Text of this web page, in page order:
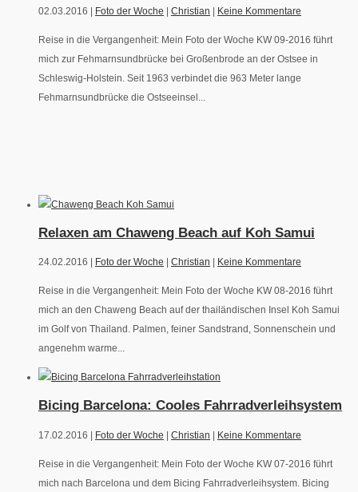
02.03.2016 | Foto der Woche Christian Keine Kommentare
Reise in die Vergangenheit: Mein Foto der Woche KW 09-2016 führt
mich zur Fehmarnsundbrücke bei Großenbrode an der Ostsee in
Schleswig-Holstein. Seit 1963 verbindet die 963 Meter lange
Fehmarnsundbrücke die Ostseeinsel...
Relaxen am Chaweng Beach auf Koh Samui
24.02.2016 | Foto der Woche Christian Keine Kommentare
Reise in die Vergangenheit: Mein Foto der Woche KW 08-2016 führt
mich an den Chaweng Beach auf der thailändischen Insel Koh Samui
im Golf von Thailand. Palmen, feiner Sandstrand, Sonnenschein und
angenehm warme...
Bicing Barcelona: Cooles Fahrradverleihsystem
17.02.2016 | Foto der Woche | Christian | Keine Kommentare
Reise in die Vergangenheit: Mein Foto der Woche KW 07-2016 führt
mich nach Barcelona und dem Bicing Fahrradverleihsystem. Bicing